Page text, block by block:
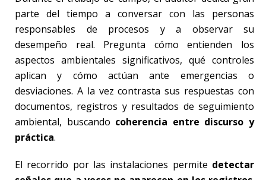
parte del tiempo a conversar con las personas
responsables de procesos y a observar su
desempeño real. Pregunta cómo entienden los
aspectos ambientales significativos, qué controles
aplican y cómo actúan ante emergencias o
desviaciones. A la vez contrasta sus respuestas con
documentos, registros y resultados de seguimiento
ambiental, buscando coherencia entre discurso y
práctica.
El recorrido por las instalaciones permite detectar